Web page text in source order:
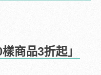
商品3折起」